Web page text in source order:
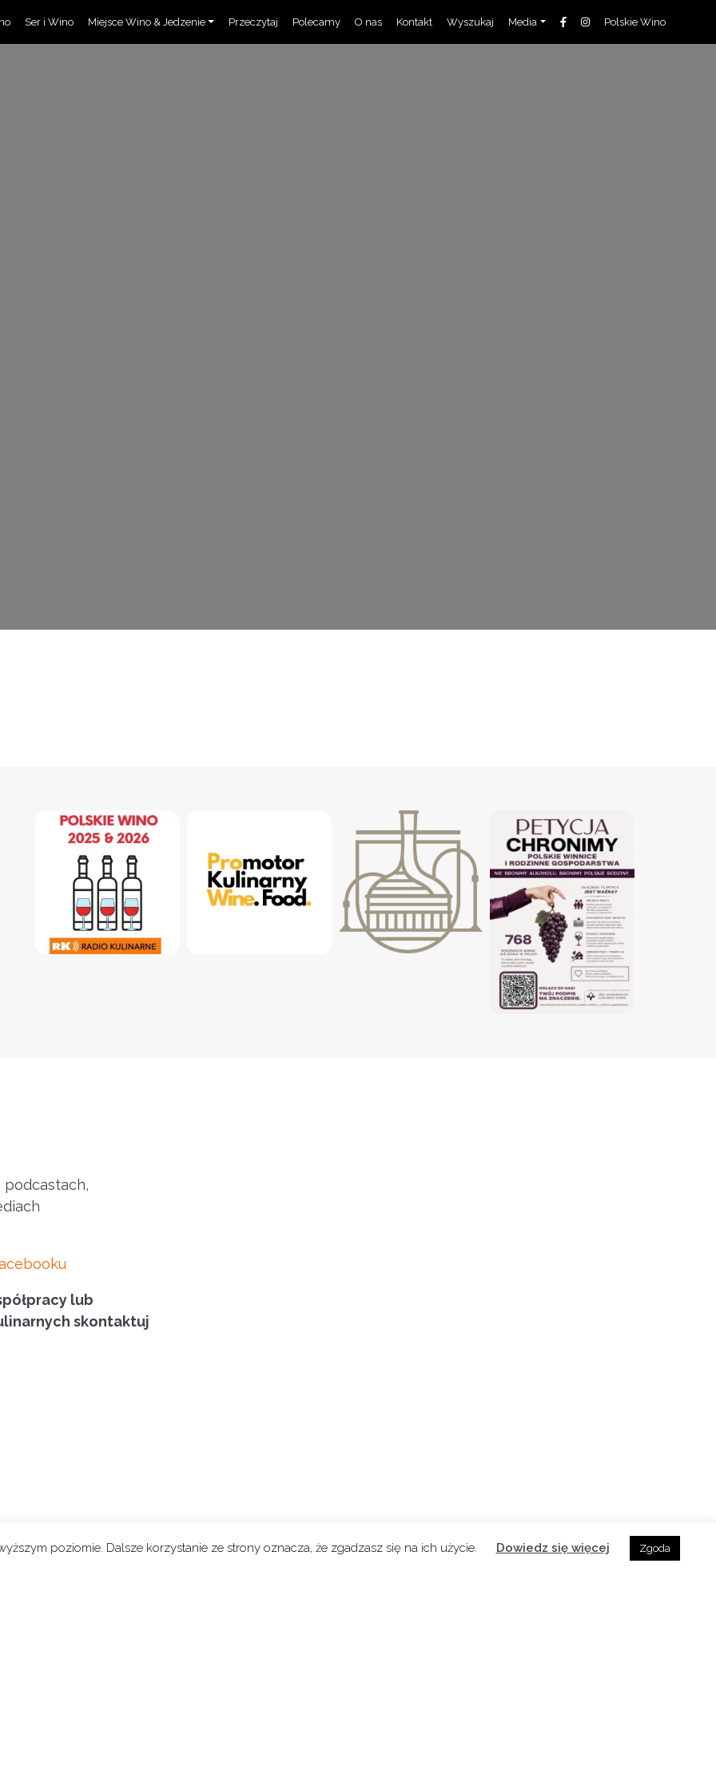
Ser i Wino Miejsce Wino & Jedzenie Przeczytaj Polecamy O nas Kontakt Wyszukaj Media Polskie Wino
podcastach,
lub
skontaktuj
poziomie. Dalsze korzystanie ze strony oznacza, że zgadzasz się na ich użycie. Dowiedz się więcej Zgoda